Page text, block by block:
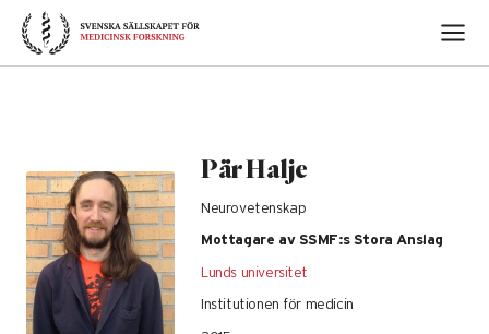
Skip
content
Pär Halje
Neurovetenskap
Mottagare av SSMF:s Stora Anslag
Lunds universitet
Institutionen för medicin